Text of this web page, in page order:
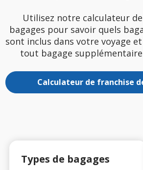
Utilisez notre calculateur
bagages pour savoir quels
sont inclus dans votre voyage
tout bagage supplémentaire
Calculateur de franchise
Types de bagages